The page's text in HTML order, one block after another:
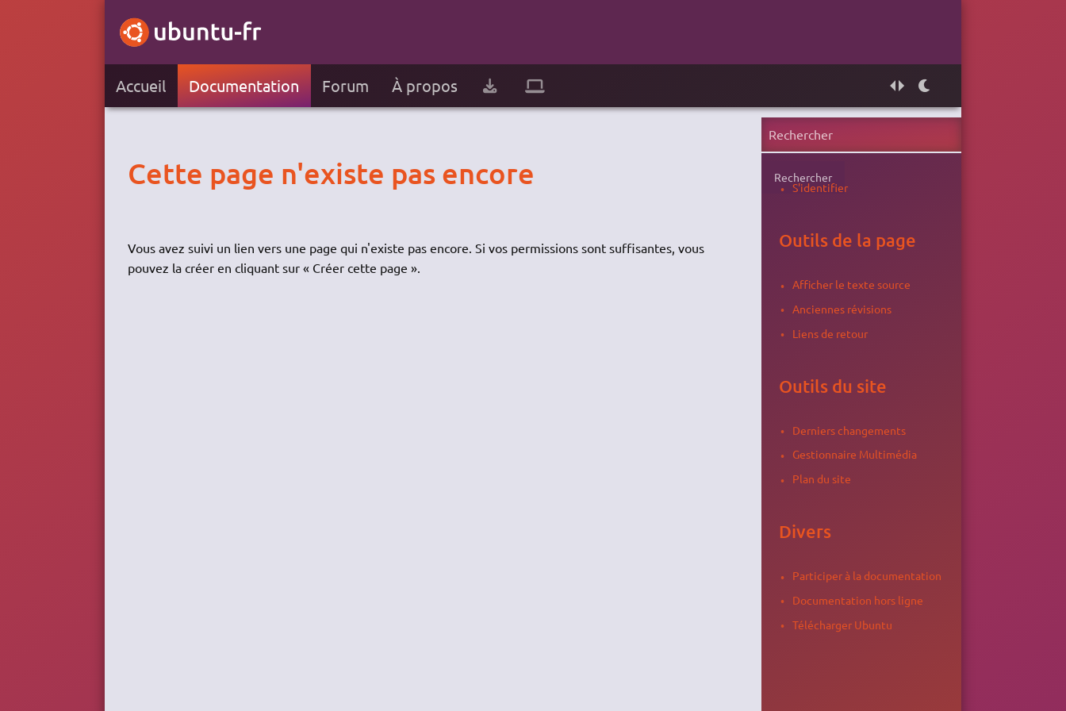
Accueil Documentation Forum À propos
Cette page n'existe pas encore
Vous avez suivi un lien vers une page qui n'existe pas encore. Si vos permissions sont suffisantes, vous
pouvez la créer en cliquant sur « Créer cette page ».
Rechercher
S'identifier
Outils de la page
Afficher le texte source
Anciennes révisions
Liens de retour
Outils du site
Derniers changements
Gestionnaire Multimédia
Plan du site
Divers
Participer à la documentation
Documentation hors ligne
Télécharger Ubuntu